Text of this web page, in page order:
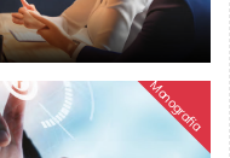
Monografia